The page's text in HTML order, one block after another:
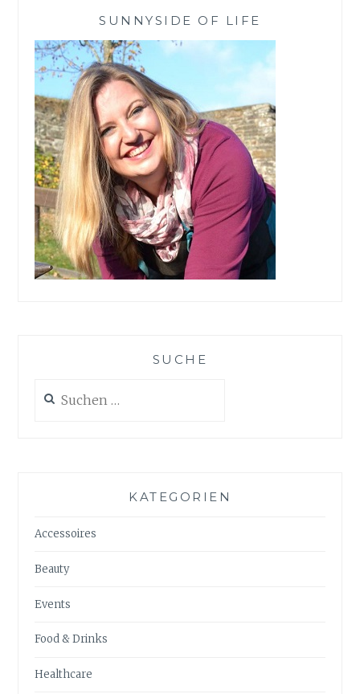
CALMTERRA
SUNNYSIDE OF LIFE
SUCHE
nach:
KATEGORIEN
Accessoires
Beauty
Events
Food & Drinks
Healthcare